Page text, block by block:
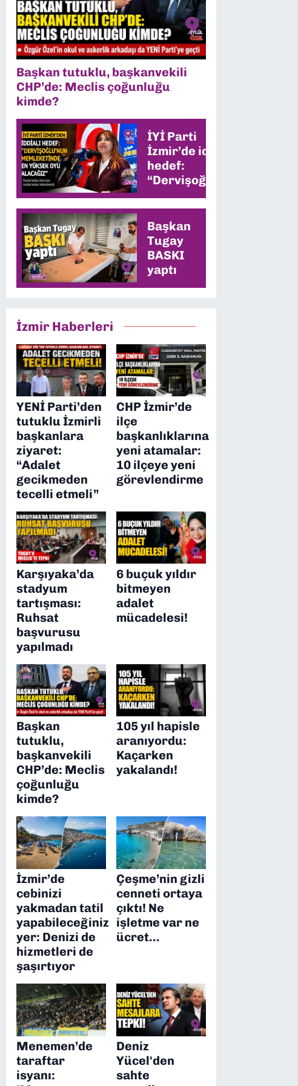
Başkan tutuklu, başkanvekili
CHP’de: Meclis çoğunluğu
kimde?
İYİ Parti
İzmir’de iddialı
hedef:
“Dervişoğlu’nun
memleketinde
en yüksek oyu
alacağız”
Başkan
Tugay
BASKI
yaptı
İzmir Haberleri
YENİ Parti’den
tutuklu İzmirli
başkanlara
ziyaret:
“Adalet
gecikmeden
tecelli etmeli”
CHP İzmir’de
ilçe
başkanlıklarına
yeni atamalar:
10 ilçeye yeni
görevlendirme
Karşıyaka’da
stadyum
tartışması:
Ruhsat
başvurusu
yapılmadı
6 buçuk yıldır
bitmeyen
adalet
mücadelesi!
Başkan
tutuklu,
başkanvekili
CHP’de: Meclis
çoğunluğu
kimde?
105 yıl hapisle
aranıyordu:
Kaçarken
yakalandı!
İzmir’de
cebinizi
yakmadan tatil
yapabileceğiniz
yer: Denizi de
hizmetleri de
şaşırtıyor
Çeşme’nin gizli
cenneti ortaya
çıktı! Ne
işletme var ne
ücret…
Menemen’de
taraftar
isyanı:
Deniz
Yücel'den
sahte